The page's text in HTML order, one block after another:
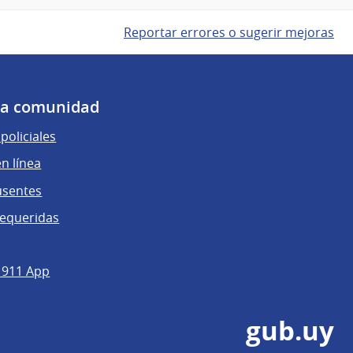
Reportar errores o sugerir mejoras
comunidad
línea
App
gub.uy